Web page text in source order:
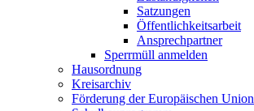
Satzungen
Öffentlichkeitsarbeit
Ansprechpartner
Sperrmüll anmelden
Hausordnung
Kreisarchiv
Förderung der Europäischen Union